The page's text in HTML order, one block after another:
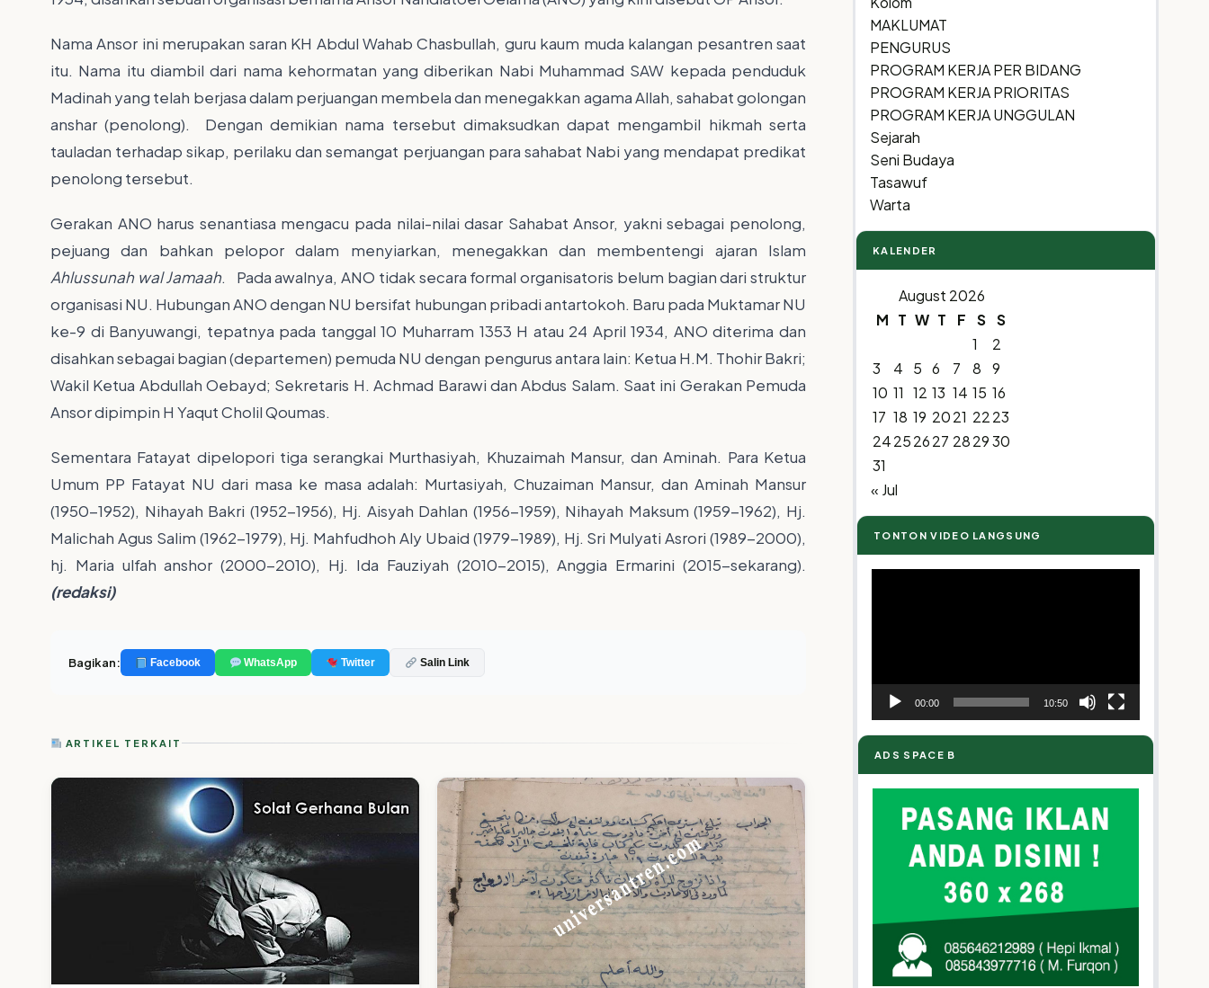
Nama Ansor ini merupakan saran KH Abdul Wahab Chasbullah, guru kaum muda kalangan pesantren saat
itu. Nama itu diambil dari nama kehormatan yang diberikan Nabi Muhammad SAW kepada penduduk
Madinah yang telah berjasa dalam perjuangan membela dan menegakkan agama Allah, sahabat golongan
anshar (penolong). Dengan demikian nama tersebut dimaksudkan dapat mengambil hikmah serta
tauladan terhadap sikap, perilaku dan semangat perjuangan para sahabat Nabi yang mendapat predikat
penolong tersebut.
Gerakan ANO harus senantiasa mengacu pada nilai-nilai dasar Sahabat Ansor, yakni sebagai penolong,
pejuang dan bahkan pelopor dalam menyiarkan, menegakkan dan membentengi ajaran Islam
Ahlussunah wal Jamaah. Pada awalnya, ANO tidak secara formal organisatoris belum bagian dari struktur
organisasi NU. Hubungan ANO dengan NU bersifat hubungan pribadi antartokoh. Baru pada Muktamar NU
ke-9 di Banyuwangi, tepatnya pada tanggal 10 Muharram 1353 H atau 24 April 1934, ANO diterima dan
disahkan sebagai bagian (departemen) pemuda NU dengan pengurus antara lain: Ketua H.M. Thohir Bakri;
Wakil Ketua Abdullah Oebayd; Sekretaris H. Achmad Barawi dan Abdus Salam. Saat ini Gerakan Pemuda
Ansor dipimpin H Yaqut Cholil Qoumas.
Sementara Fatayat dipelopori tiga serangkai Murthasiyah, Khuzaimah Mansur, dan Aminah. Para Ketua
Umum PP Fatayat NU dari masa ke masa adalah: Murtasiyah, Chuzaiman Mansur, dan Aminah Mansur
(1950-1952), Nihayah Bakri (1952-1956), Hj. Aisyah Dahlan (1956-1959), Nihayah Maksum (1959-1962), Hj.
Malichah Agus Salim (1962-1979), Hj. Mahfudhoh Aly Ubaid (1979-1989), Hj. Sri Mulyati Asrori (1989-2000),
hj. Maria ulfah anshor (2000-2010), Hj. Ida Fauziyah (2010-2015), Anggia Ermarini (2015-sekarang).
(redaksi)
Bagikan: Facebook WhatsApp Twitter Salin Link
ARTIKEL TERKAIT
MAKLUMAT
PENGURUS
PROGRAM KERJA PER BIDANG
PROGRAM KERJA PRIORITAS
PROGRAM KERJA UNGGULAN
Sejarah
Seni Budaya
Tasawuf
Warta
KALENDER
August 2026
M T W T F S S
1
2
3
4 5 6 7 8
9
10 11 12 13 14 15 16
17 18 19 2021 2223
24252627 282930
31
« Jul
TONTON VIDEO LANGSUNG
00:00 10:50
ADS SPACE B